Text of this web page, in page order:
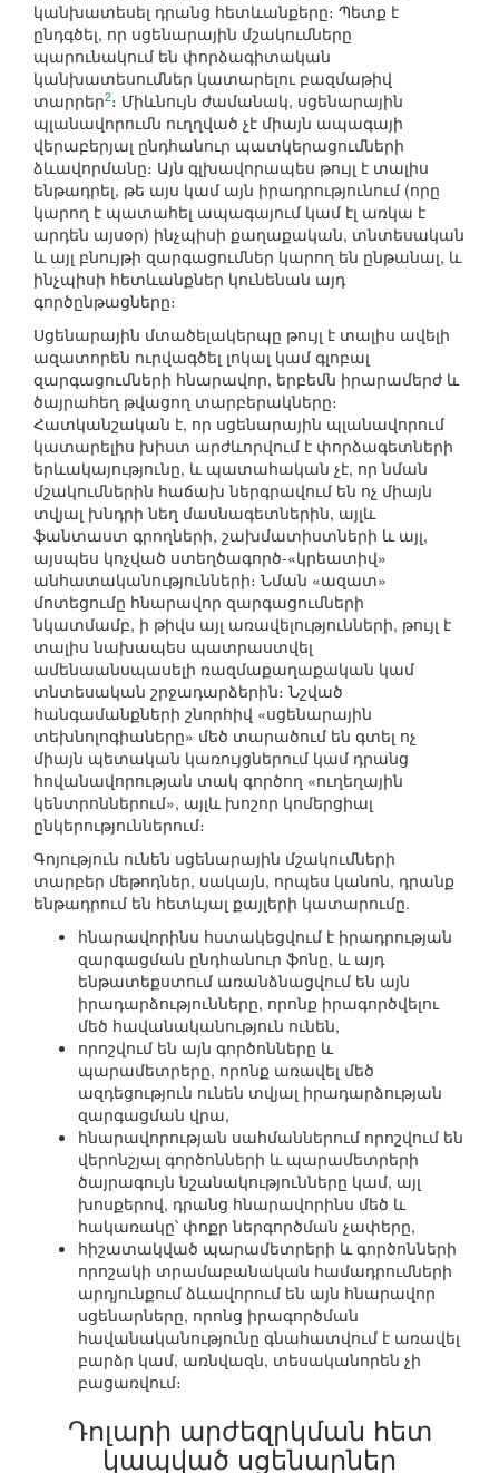
կանխատեսել դրանց հետևանքերը։ Պետք է
ընդգծել, որ սցենարային մշակումները
պարունակում են փորձագիտական
կանխատեսումներ կատարելու բազմաթիվ
տարրեր2։ Միևնույն ժամանակ, սցենարային
պլանավորումն ուղղված չէ միայն ապագայի
վերաբերյալ ընդհանուր պատկերացումների
ձևավորմանը։ Այն գլխավորապես թույլ է տալիս
ենթադրել, թե այս կամ այն իրադրությունում (որը
կարող է պատահել ապագայում կամ էլ առկա է
արդեն այսօր) ինչպիսի քաղաքական, տնտեսական
և այլ բնույթի զարգացումներ կարող են ընթանալ, և
ինչպիսի հետևանքներ կունենան այդ
գործընթացները։
Սցենարային մտածելակերպը թույլ է տալիս ավելի
ազատորեն ուրվագծել լոկալ կամ գլոբալ
զարգացումների հնարավոր, երբեմն իրարամերժ և
ծայրահեղ թվացող տարբերակները։
Հատկանշական է, որ սցենարային պլանավորում
կատարելիս խիստ արժևորվում է փորձագետների
երևակայությունը, և պատահական չէ, որ նման
մշակումներին հաճախ ներգրավում են ոչ միայն
տվյալ խնդրի նեղ մասնագետներին, այլև
ֆանտաստ գրողների, շախմատիստների և այլ,
այսպես կոչված ստեղծագործ-«կրեատիվ»
անհատականությունների։ Նման «ազատ»
մոտեցումը հնարավոր զարգացումների
նկատմամբ, ի թիվս այլ առավելությունների, թույլ է
տալիս նախապես պատրաստվել
ամենաանսպասելի ռազմաքաղաքական կամ
տնտեսական շրջադարձերին։ Նշված
հանգամանքների շնորհիվ «սցենարային
տեխնոլոգիաները» մեծ տարածում են գտել ոչ
միայն պետական կառույցներում կամ դրանց
հովանավորության տակ գործող «ուղեղային
կենտրոններում», այլև խոշոր կոմերցիալ
ընկերություններում։
Գոյություն ունեն սցենարային մշակումների
տարբեր մեթոդներ, սակայն, որպես կանոն, դրանք
ենթադրում են հետևյալ քայլերի կատարումը.
հնարավորինս հստակեցվում է իրադրության
զարգացման ընդհանուր ֆոնը, և այդ
ենթատեքստում առանձնացվում են այն
իրադարձությունները, որոնք իրագործվելու
մեծ հավանականություն ունեն,
որոշվում են այն գործոնները և
պարամետրերը, որոնք առավել մեծ
ազդեցություն ունեն տվյալ իրադարձության
զարգացման վրա,
հնարավորության սահմաններում որոշվում են
վերոնշյալ գործոնների և պարամետրերի
ծայրագույն նշանակությունները կամ, այլ
խոսքերով, դրանց հնարավորինս մեծ և
հակառակը՝ փոքր ներգործման չափերը,
հիշատակված պարամետրերի և գործոնների
որոշակի տրամաբանական համադրումների
արդյունքում ձևավորում են այն հնարավոր
սցենարները, որոնց իրագործման
հավանականությունը գնահատվում է առավել
բարձր կամ, առնվազն, տեսականորեն չի
բացառվում։
Դոլարի արժեզրկման հետ
կապված սցենարներ